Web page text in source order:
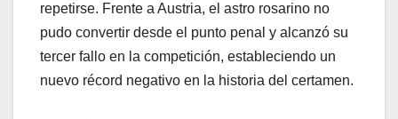
repetirse. Frente a Austria, el astro rosarino no
pudo convertir desde el punto penal y alcanzó su
tercer fallo en la competición, estableciendo un
nuevo récord negativo en la historia del certamen.